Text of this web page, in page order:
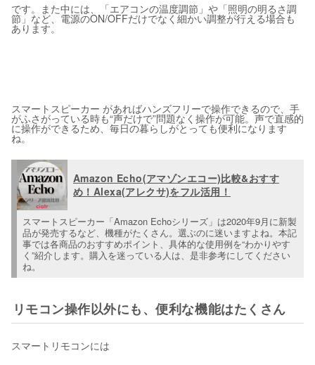
です。また中には、「エアコンの温度調節」や「照明の明るさ調
節」など、電源のON/OFFだけでなく細かい調整が行える場合も
あります。
スマートスピーカー があればハンズフリーで操作できるので、手
がふさがっている時も“声だけで”問題なく操作が可能。声で直感的
に操作ができるため、毎日の暮らしがとっても便利になります
ね。
Amazon Echo(アマゾンエコー)比較&おすす
め！Alexa(アレクサ)をフル活用！
スマートスピーカー「Amazon Echoシリーズ」は2020年9月に新製
品が発売するなど、機種がたくさん。選ぶのに迷いますよね。本記
事では各商品のおすすめポイント、具体的な使用例を“わかりやす
く”紹介します。購入を迷っている人は、是非参考にしてください
ね。
リモコン操作以外にも、便利な機能はたくさん
スマートリモコンには